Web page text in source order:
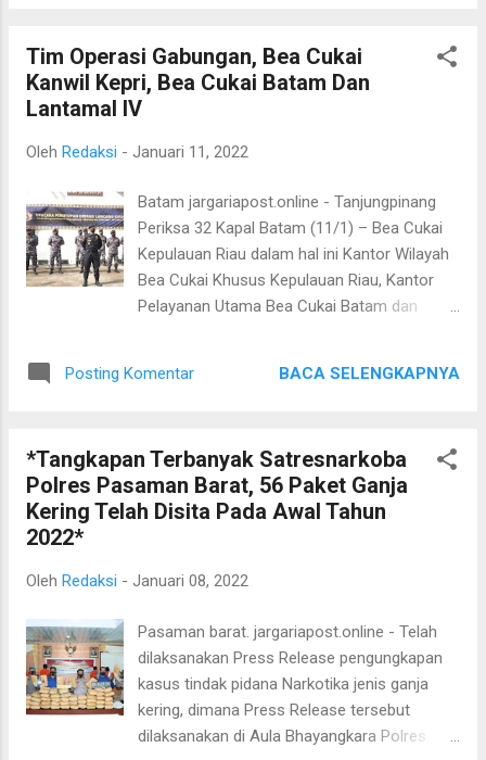
penerimaan perpajakan sebesar Rp3,18 triliun
sehingga total penerimaan negara yang
dikumpulkan oleh Bea Cukai Batam sebesar
cukai tahun 2021 sebesar Rp284,90 miliar
dari 100% pada bulan Mei. Tetapi kita terus
memaksimalkan penerimaan negara hingga
akhir tahun,” jelas Kepala Kantor Pelayanan
Utama Bea Cukai Batam, Ambang Priyonggo.
Jika dibandingkan dengan penerimaan bea
Cukai Batam tahun 2021 meningkat sebesar
Tim Operasi Gabungan, Bea Cukai
Kanwil Kepri, Bea Cukai Batam Dan
Lantamal IV
Oleh Redaksi - Januari 11, 2022
Batam jargariapost.online - Tanjungpinang
Periksa 32 Kapal Batam (11/1) – Bea Cukai
Kepulauan Riau dalam hal ini Kantor Wilayah
Bea Cukai Khusus Kepulauan Riau, Kantor
Pelayanan Utama Bea Cukai Batam dan
Lancang Kuning – 21 bersama Lantamal IV
pada 10 Januari 2021 di Dermaga Fasharkan
Mentigi Tanjung Uban, Bintan. Pada operasi
bersama ini telah dilaksanakan pemeriksaan
Sebanyak 32 kapal telah diperiksa dengan
IV dan 9 kapal oleh tim patroli Bea Cukai
Kepulauan Riau. Tim patroli gabungan
memastikan kapal-kapal yang melintas di
wilayah perairan lokasi patroli telah
memenuhi kewajiban dan sesuai dengan
Posting Komentar BACA SELENGKAPNYA
*Tangkapan Terbanyak Satresnarkoba
Polres Pasaman Barat, 56 Paket Ganja
Kering Telah Disita Pada Awal Tahun
2022*
Oleh Redaksi - Januari 08, 2022
Pasaman barat. jargariapost.online - Telah
dilaksanakan Press Release pengungkapan
kasus tindak pidana Narkotika jenis ganja
kering, dimana Press Release tersebut
dilaksanakan di Aula Bhayangkara Polres